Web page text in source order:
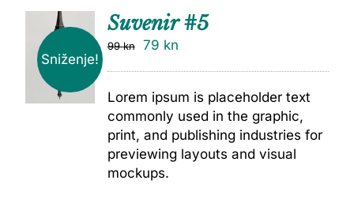
Sniženje!
DODAJ
Suvenir #5
99kn 79 kn
Lorem ipsum is placeholder text
commonly used in the graphic,
print, and publishing industries for
previewing layouts and visual
mockups.